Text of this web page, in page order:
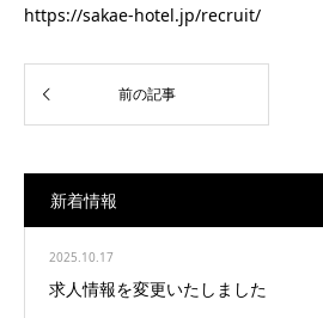
https://sakae-hotel.jp/recruit/
新着情報
2025.10.17
求人情報を変更いたしました